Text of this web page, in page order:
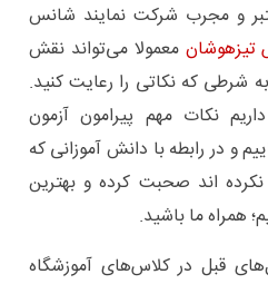
و مجرب شرکت نمایند شانس
تیزهوشان معمولا می‌تواند نقش
شرطی که نکاتی را رعایت کنید.
نکات مهم پیرامون آزمون
و در رابطه با دانش آموزانی که
اند صحبت کرده و بهترین
همراه ما باشید.
قبل در کلاس‌های آموزشگاه